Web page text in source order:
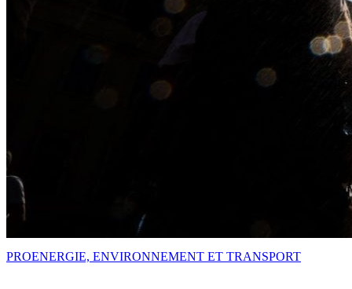
PROENERGIE, ENVIRONNEMENT ET TRANSPORT